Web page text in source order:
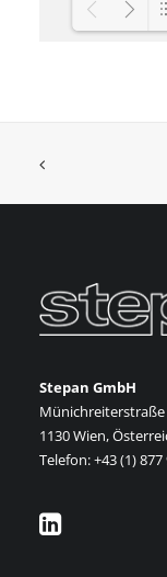
Stepan GmbH
Münichreiterstraße
1130 Wien,
Telefon: +43 (1) 877